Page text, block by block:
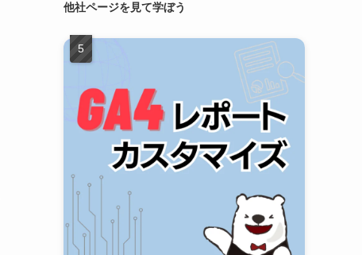
他社ページを見て学ぼう